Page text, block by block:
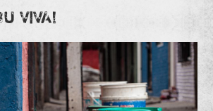
VIVA!